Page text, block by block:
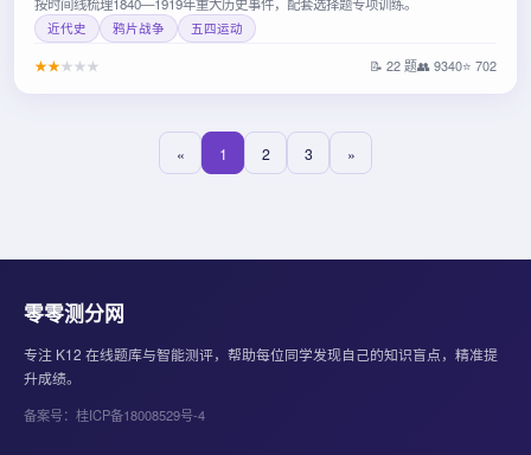
近代史 鸦片战争 五四运动
★★★ ★ ★ 📝 22 题👥 9340⭐ 702
« 1 2 3 »
零零测分网
专注 K12 在线题库与智能测评，帮助每位同学发现自己的知识盲点，精准提
升成绩。
备案号：桂ICP备18008529号-4